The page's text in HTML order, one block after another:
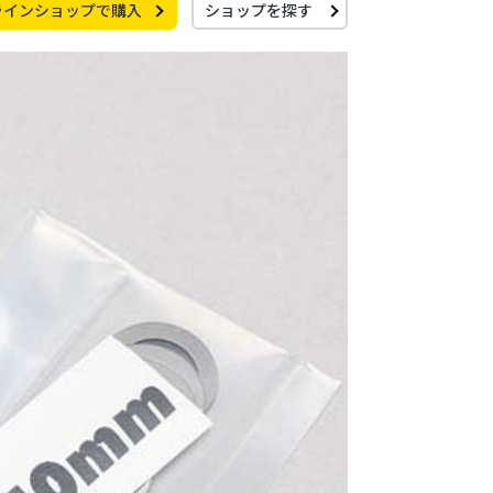
ンショップで購入 ショップを探す